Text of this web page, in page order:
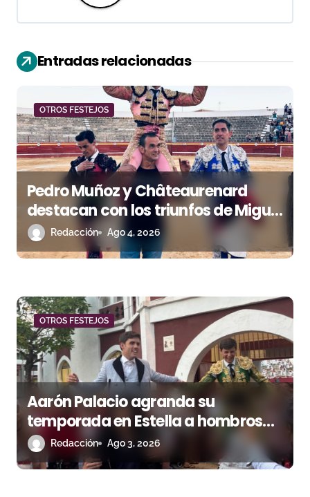
c
i
ó
n
d
e
e
n
t
a
d
a
s
Entradas relacionadas
OTROS FESTEJOS
Pedro Muñoz y Châteaurenard
destacan con los triunfos de Miguel
Andrades e Ismael Martín
Redacción Ago 4, 2026
OTROS FESTEJOS
Aarón Palacio agranda su
temporada en Estella a hombros
junto a Guillermo Hermoso
Redacción Ago 3, 2026